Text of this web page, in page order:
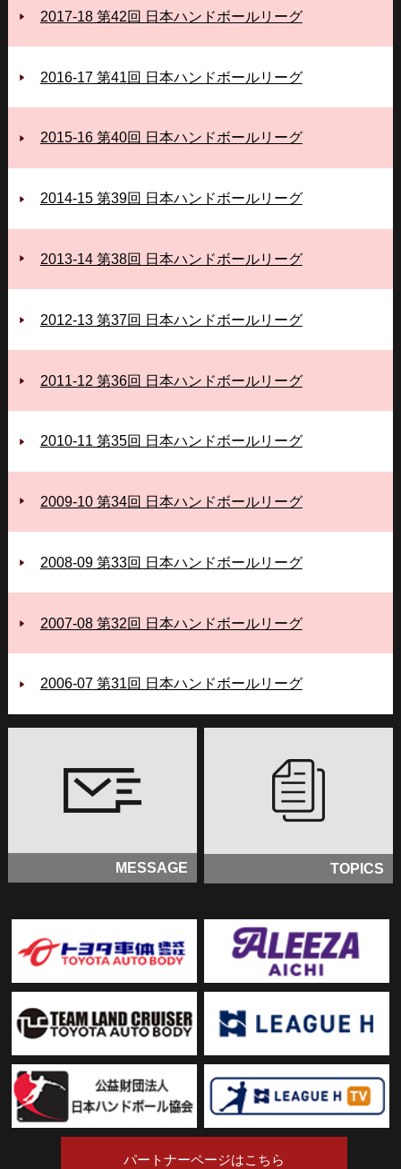
2017-18 第42回 日本ハンドボールリーグ
2016-17 第41回 日本ハンドボールリーグ
2015-16 第40回 日本ハンドボールリーグ
2014-15 第39回 日本ハンドボールリーグ
2013-14 第38回 日本ハンドボールリーグ
2012-13 第37回 日本ハンドボールリーグ
2011-12 第36回 日本ハンドボールリーグ
2010-11 第35回 日本ハンドボールリーグ
2009-10 第34回 日本ハンドボールリーグ
2008-09 第33回 日本ハンドボールリーグ
2007-08 第32回 日本ハンドボールリーグ
2006‐07 第31回 日本ハンドボールリーグ
MESSAGE TOPICS
パートナーページはこちら